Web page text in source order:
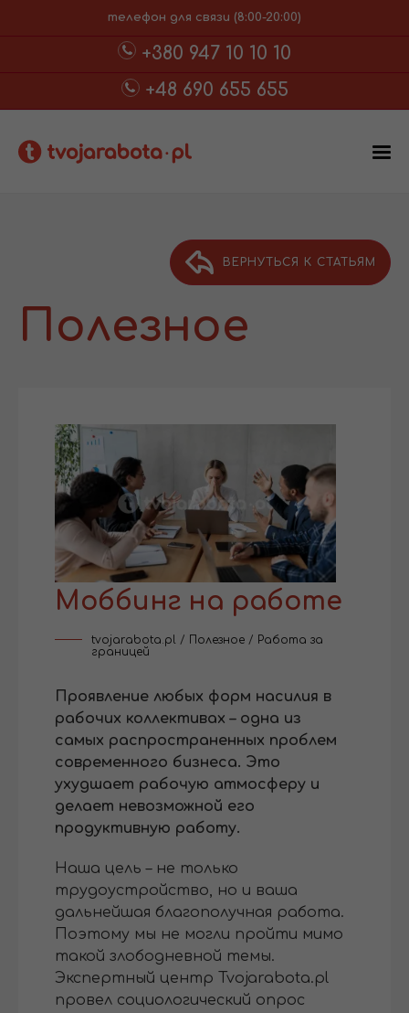
телефон для связи (8:00-20:00)
+380 947 10 10 10
+48 690 655 655
ВЕРНУТЬСЯ К СТАТЬЯМ
Полезное
Моббинг на работе
tvojarabota.pl / Полезное / Работа за
границей
Проявление любых форм насилия в
рабочих коллективах – одна из
самых распространенных проблем
современного бизнеса. Это
ухудшает рабочую атмосферу и
делает невозможной его
продуктивную работу.
Наша цель – не только
трудоустройство, но и ваша
дальнейшая благополучная работа.
Поэтому мы не могли пройти мимо
такой злободневной темы.
Экспертный центр Tvojarabota.pl
провел социологический опрос